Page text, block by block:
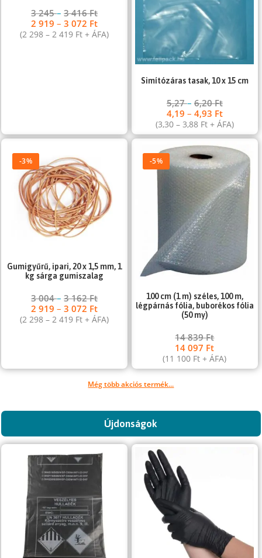
3 245–3 416Ft
2 919–3 072 Ft
(2 298–2 419 Ft + ÁFA)
Simítózáras tasak, 10 x 15 cm
5,27– 6,20Ft
4,19 – 4,93 Ft
(3,30 – 3,88 Ft+ ÁFA)
-3%
Gumigyűrű, ipari, 20 x 1,5 mm, 1
kg sárga gumiszalag
3 004–3 162Ft
2 919–3 072 Ft
(2 298–2 419 Ft + ÁFA)
-5%
100 cm (1 m) széles, 100 m,
légpárnás fólia, buborékos fólia
(50 my)
14 839Ft
14 097 Ft
(11 100 Ft + ÁFA)
Még több akciós termék...
Újdonságok